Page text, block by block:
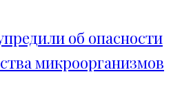
об опасности
микроорганизмов